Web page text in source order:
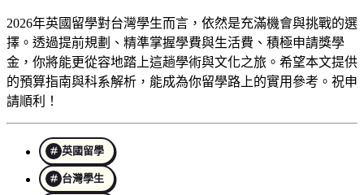
2026年英國留學對台灣學生而言，依然是充滿機會與挑戰的選
擇。透過提前規劃、精準掌握學費與生活費、積極申請獎學
金，你將能更從容地踏上這趟學術與文化之旅。希望本文提供
的預算指南與科系解析，能成為你留學路上的實用參考。祝申
請順利！
英國留學
台灣學生